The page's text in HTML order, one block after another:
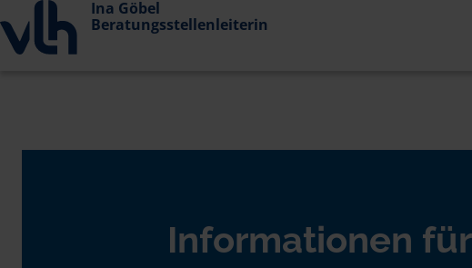
Ina Göbel
Beratungsstellenleiterin
Informationen für